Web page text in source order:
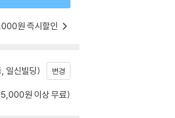
원 즉시할인
일신빌딩) 변경
원 이상 무료)